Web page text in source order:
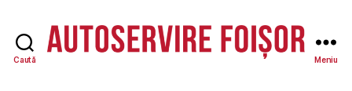
Caută Meniu